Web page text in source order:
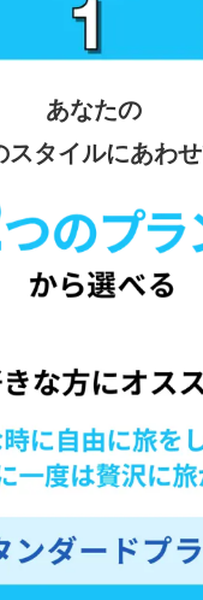
あなたの
スタイルにあわ